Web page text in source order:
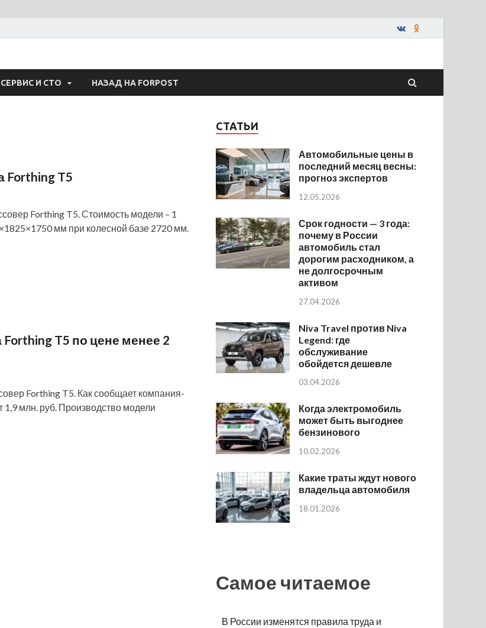
И СТО НАЗАД НА FORPOST
Forthing T5
Forthing T5. Стоимость модели – 1
мм при колесной базе 2720 мм.
T5 по цене менее 2
Forthing T5. Как сообщает компания-
млн. руб. Производство модели
СТАТЬИ
Автомобильные цены в
последний месяц весны:
прогноз экспертов
12.05.2026
Срок годности — 3 года:
почему в России
автомобиль стал
дорогим расходником, а
не долгосрочным
активом
27.04.2026
Niva Travel против Niva
Legend: где
обслуживание
обойдется дешевле
03.04.2026
Когда электромобиль
может быть выгоднее
бензинового
10.02.2026
Какие траты ждут нового
владельца автомобиля
18.01.2026
Самое читаемое
В России изменятся правила труда и